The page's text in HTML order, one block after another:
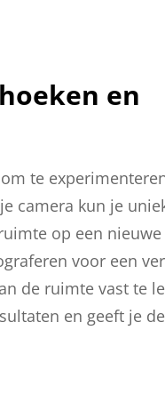
en
te
camera kun je
op een
voor een
de ruimte vast te
en geeft je